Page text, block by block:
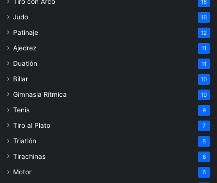
16
Judo 16
Patinaje 12
Ajedrez 11
Duatlón 11
Billar 10
Gimnasia Rítmica 10
Tenis 9
Tiro al Plato 7
Triatlón 6
Tirachinas 6
Motor 6